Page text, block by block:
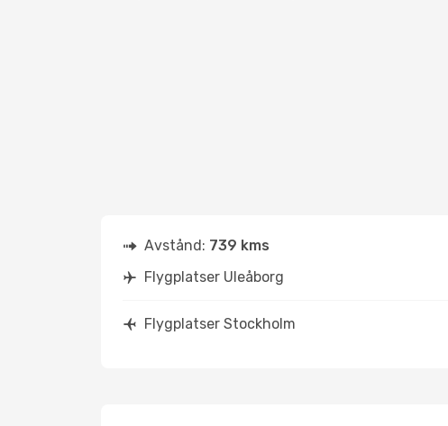
Avstånd: 739 kms
Flygplatser Uleåborg
Flygplatser Stockholm